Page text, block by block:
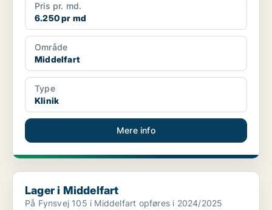
Pris pr. md.
6.250 pr md
Område
Middelfart
Type
Klinik
Mere info
Lager i Middelfart
Lager i Middelfart
På Fynsvej 105 i Middelfart opføres i 2024/2025